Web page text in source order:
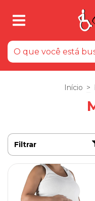
Início >
Filtrar